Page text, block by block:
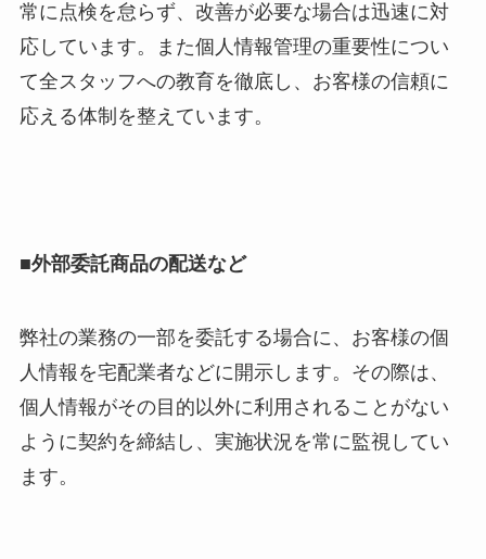
常に点検を怠らず、改善が必要な場合は迅速に対
応しています。また個人情報管理の重要性につい
て全スタッフへの教育を徹底し、お客様の信頼に
応える体制を整えています。
■外部委託商品の配送など
弊社の業務の一部を委託する場合に、お客様の個
人情報を宅配業者などに開示します。その際は、
個人情報がその目的以外に利用されることがない
ように契約を締結し、実施状況を常に監視してい
ます。